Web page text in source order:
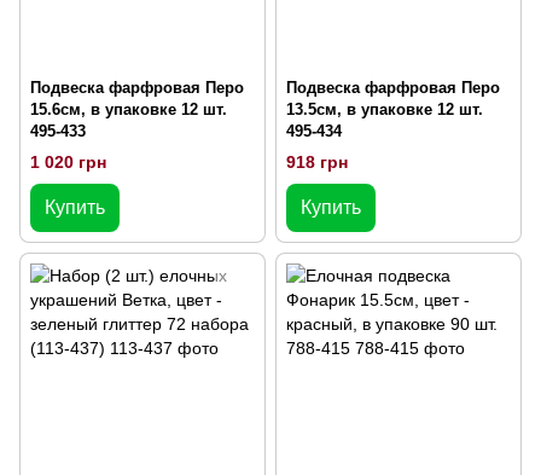
Подвеска фарфровая Перо
15.6см, в упаковке 12 шт.
495-433
1 020 грн
Купить
Подвеска фарфровая Перо
13.5см, в упаковке 12 шт.
495-434
918 грн
Купить